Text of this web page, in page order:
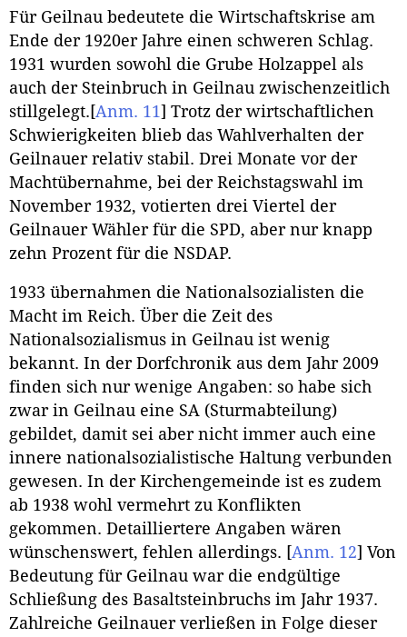
Für Geilnau bedeutete die Wirtschaftskrise am
Ende der 1920er Jahre einen schweren Schlag.
1931 wurden sowohl die Grube Holzappel als
auch der Steinbruch in Geilnau zwischenzeitlich
stillgelegt. [Anm. 11] Trotz der wirtschaftlichen
Schwierigkeiten blieb das Wahlverhalten der
Geilnauer relativ stabil. Drei Monate vor der
Machtübernahme, bei der Reichstagswahl im
November 1932, votierten drei Viertel der
Geilnauer Wähler für die SPD, aber nur knapp
zehn Prozent für die NSDAP.
1933 übernahmen die Nationalsozialisten die
Macht im Reich. Über die Zeit des
Nationalsozialismus in Geilnau ist wenig
bekannt. In der Dorfchronik aus dem Jahr 2009
finden sich nur wenige Angaben: so habe sich
zwar in Geilnau eine SA (Sturmabteilung)
gebildet, damit sei aber nicht immer auch eine
innere nationalsozialistische Haltung verbunden
gewesen. In der Kirchengemeinde ist es zudem
ab 1938 wohl vermehrt zu Konflikten
gekommen. Detailliertere Angaben wären
wünschenswert, fehlen allerdings. [Anm. 12] Von
Bedeutung für Geilnau war die endgültige
Schließung des Basaltsteinbruchs im Jahr 1937.
Zahlreiche Geilnauer verließen in Folge dieser